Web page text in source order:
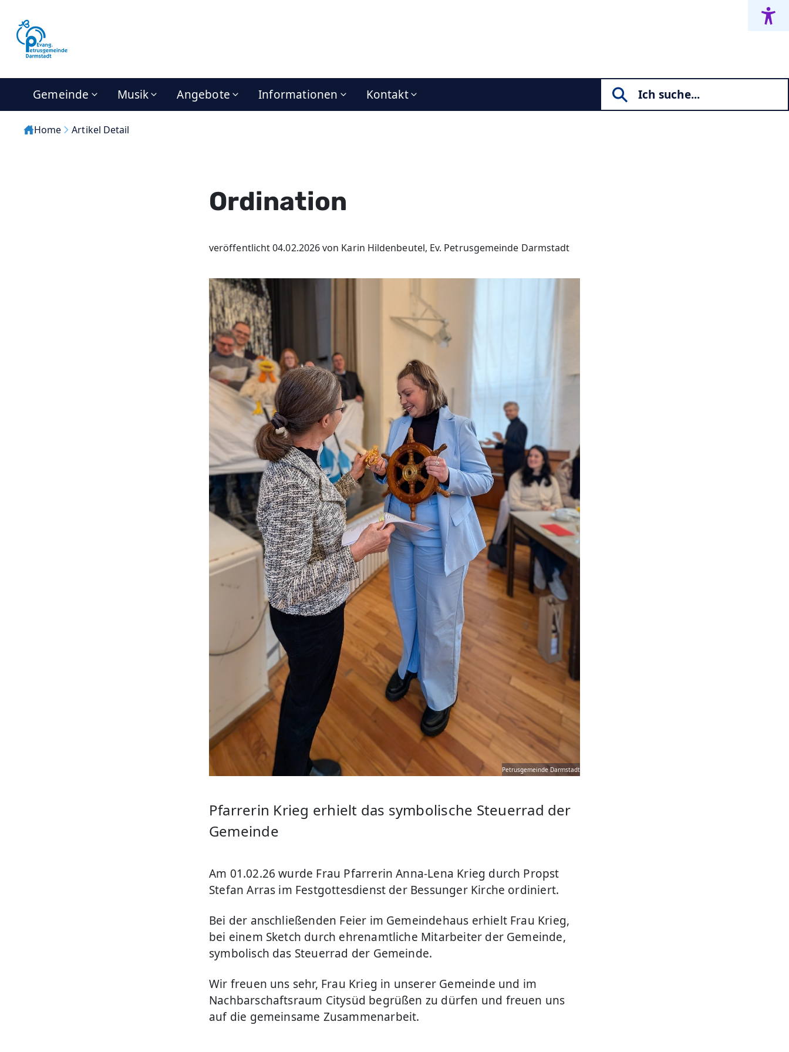
Gemeinde Musik Angebote Informationen Kontakt
Home Artikel Detail
Ordination
veröffentlicht 04.02.2026 von Karin Hildenbeutel, Ev. Petrusgemeinde Darmstadt
Petrusgemeinde Darmstadt
Pfarrerin Krieg erhielt das symbolische Steuerrad der
Gemeinde
Am 01.02.26 wurde Frau Pfarrerin Anna-Lena Krieg durch Propst
Stefan Arras im Festgottesdienst der Bessunger Kirche ordiniert.
Bei der anschließenden Feier im Gemeindehaus erhielt Frau Krieg,
bei einem Sketch durch ehrenamtliche Mitarbeiter der Gemeinde,
symbolisch das Steuerrad der Gemeinde.
Wir freuen uns sehr, Frau Krieg in unserer Gemeinde und im
Nachbarschaftsraum Citysüd begrüßen zu dürfen und freuen uns
auf die gemeinsame Zusammenarbeit.